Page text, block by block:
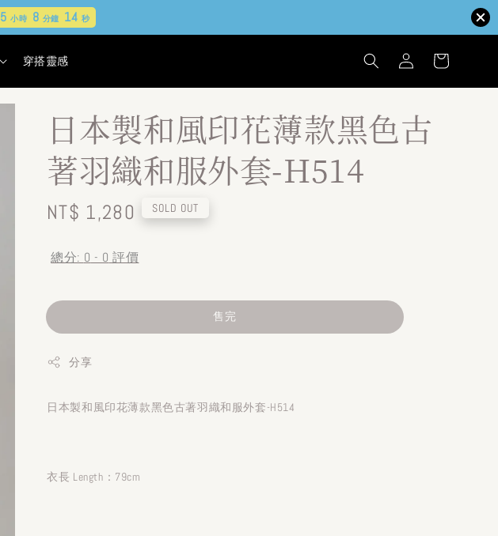
5小時 8 分鐘 12 秒
穿搭靈感
日本製和風印花薄款黑色古
著羽織和服外套-H514
Regular
NT$ 1,280 SOLD OUT
總分: 0 - 0 評價
售完
分享
日本製和風印花薄款黑色古著羽織和服外套-H514
衣長 Length：79cm